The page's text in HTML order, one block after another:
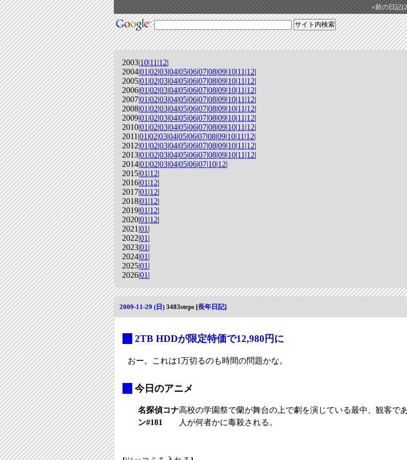
«前の日記
2003|10|11 |12|
2004|01 |02|03|04|05|06|07|08|09|10|11 |12|
2005|01 |02|03|04|05|06|07|08|09|10|11 |12|
2006|01 |02|03|04|05|06|07|08|09|10|11 |12|
2007|01 |02|03|04|05|06|07|08|09|10|11 |12|
2008|01 |02|03|04|05|06|07|08|09|10|11 |12|
2009|01 |02|03|04|05|06|07|08|09|10|11 |12|
2010|01 |02|03|04|05|06|07|08|09|10|11 |12|
2011|01 |02|03|04|05|06|07|08|09|10|11 |12|
2012|01 |02|03|04|05|06|07|08|09|10|11 |12|
2013|01 |02|03|04|05|06|07|08|09|10|11 |12|
2014|01 |02|03|04|05|06|07|10|12|
2015|01 |12|
2016|01 |12|
2017|01 |12|
2018|01 |12|
2019|01 |12|
2020|01 |12|
2021|01 |
2022|01 |
2023|01 |
2024|01 |
2025|01 |
2026|01 |
2009-11-29 (日) 3483steps [長年日記]
2TB HDDが限定特価で12,980円に
おー。これは1万切るのも時間の問題かな。
今日のアニメ
名探偵コナ
ン#181
高校の学園祭で蘭が舞台の上で劇を演じている最中、観客で
人が何者かに毒殺される。